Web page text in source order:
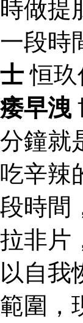
時做提
一段時
士 恒
痿早洩
分鐘就
吃辛辣
段時間
拉非片
以自我
範圍，